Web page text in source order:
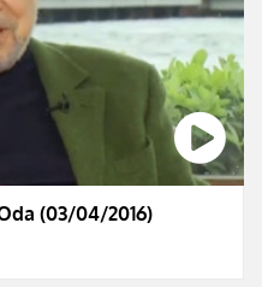
(03/04/2016)